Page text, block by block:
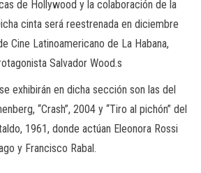
de Hollywood y la colaboración de la
cinta será reestrenada en diciembre
Cine Latinoamericano de La Habana,
Salvador Wood.s
exhibirán en dicha sección son las del
“Crash”, 2004 y “Tiro al pichón” del
1961, donde actúan Eleonora Rossi
y Francisco Rabal.